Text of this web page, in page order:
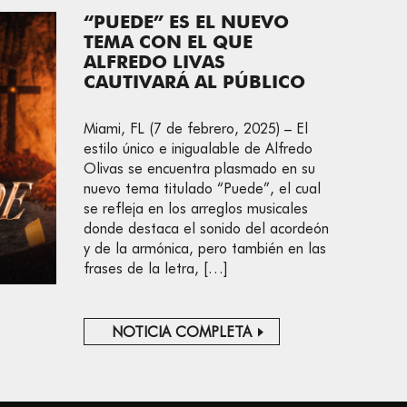
“PUEDE” ES EL NUEVO
TEMA CON EL QUE
ALFREDO LIVAS
CAUTIVARÁ AL PÚBLICO
Miami, FL (7 de febrero, 2025) – El
estilo único e inigualable de Alfredo
Olivas se encuentra plasmado en su
nuevo tema titulado “Puede”, el cual
se refleja en los arreglos musicales
donde destaca el sonido del acordeón
y de la armónica, pero también en las
frases de la letra, […]
NOTICIA COMPLETA